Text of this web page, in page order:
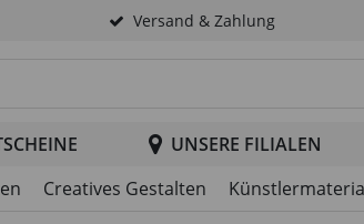
Versand & Zahlung
UNSERE FILIALEN
Creatives Gestalten